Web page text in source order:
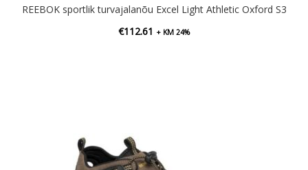
REEBOK sportlik turvajalanõu Excel Light Athletic Oxford S3
€112.61 + KM 24%